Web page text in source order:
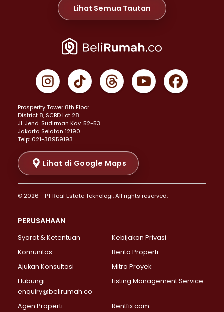
Properti Dijual di Meruya >
Properti Dijual di Jelambar >
Properti Dijual di Jakarta Pusat >
Properti Dijual di Gambir >
Properti Dijual di Johar Baru >
Properti Dijual di Menteng >
Properti Dijual di Senen >
Properti Dijual di Tanah Abang >
Properti Dijual di Cikini >
Properti Dijual di Kramat >
Properti Dijual di Pasar Baru >
Properti Dijual di Bendungan Hilir >
Properti Dijual di Jakarta Selatan >
Properti Dijual di Lebak Bulus >
Properti Dijual di Gandaria Selatan >
Properti Dijual di Pondok Labu >
Properti Dijual di Lenteng Agung >
Properti Dijual di Senayan >
Properti Dijual di Pondok Pinang >
Lihat Semua Tautan
Prosperity Tower 8th Floor
District 8, SCBD Lot 28
JI. Jend. Sudirman Kav. 52-53
Jakarta Selatan 12190
Telp: 021-38959193
Lihat di Google Maps
© 2026 - PT Real Estate Teknologi. All rights reserved.
PERUSAHAAN
Syarat & Ketentuan
Kebijakan Privasi
Komunitas
Berita Properti
Ajukan Konsultasi
Mitra Proyek
Hubungi:
enquiry@belirumah.co
Listing Management Service
Agen Properti Rentfix.com